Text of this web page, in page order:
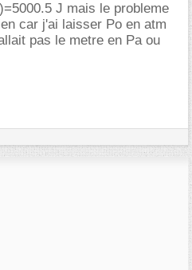
J mais le probleme
car j'ai laisser Po en atm
pas le metre en Pa ou